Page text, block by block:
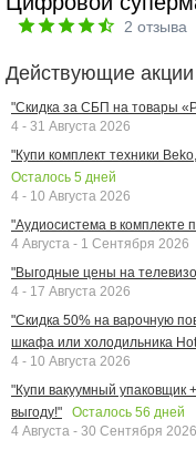
2 отзыва
Действующие акции
"Скидка за СБП на товары
4 - 31 Августа 2026
"Купи комплект техники
Осталось 5 дней
4 - 10 Августа 2026
"Аудиосистема в комплекте
4 Августа - 1 Сентября 2026
"Выгодные цены на
4 - 17 Августа 2026
"Скидка 50% на варочную
шкафа или холодильника
4 - 10 Августа 2026
"Купи вакуумный упаковщик
выгоду!"
Осталось 56 дней
4 Августа - 30 Сентября 2026